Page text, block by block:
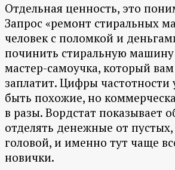
Отдельная ценность, это
Запрос «ремонт стиральных
человек с поломкой и
починить стиральную машину
мастер-самоучка, который
заплатит. Цифры частотности
быть похожие, но
в разы. Вордстат показывает
отделять денежные от
головой, и именно тут чаще
новички.